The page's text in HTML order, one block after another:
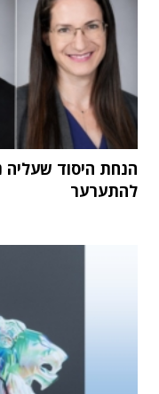
הנחת היסוד שעליה
להתערער